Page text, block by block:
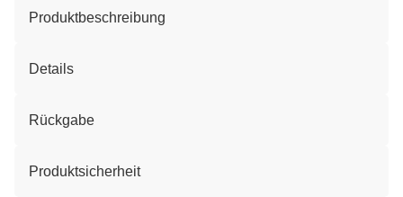
Produktbeschreibung
Details
Rückgabe
Produktsicherheit